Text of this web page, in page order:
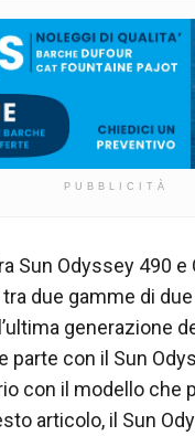
PUBBLICITÀ
Sun Odyssey 490 e
due gamme di
generazione
parte con il Sun
con il modello che
articolo, il Sun